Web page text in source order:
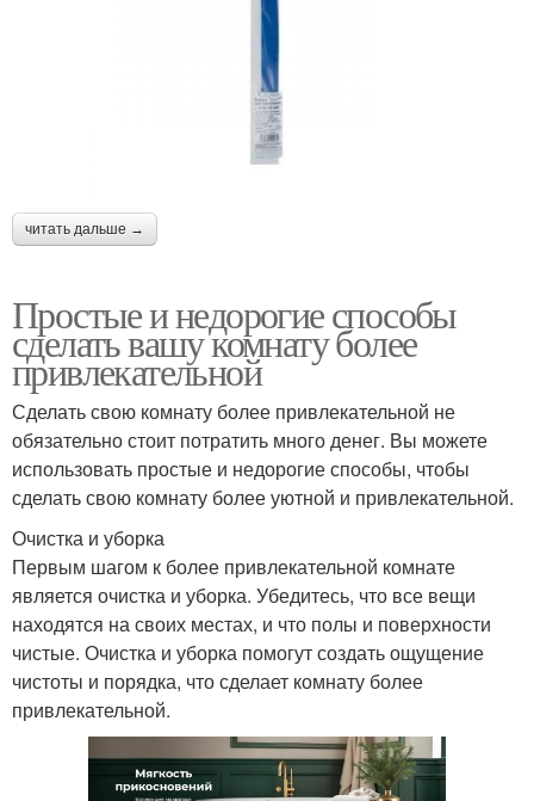
читать дальше →
Простые и недорогие способы
сделать вашу комнату более
привлекательной
Сделать свою комнату более привлекательной не
обязательно стоит потратить много денег. Вы можете
использовать простые и недорогие способы, чтобы
сделать свою комнату более уютной и привлекательной.
Очистка и уборка
Первым шагом к более привлекательной комнате
является очистка и уборка. Убедитесь, что все вещи
находятся на своих местах, и что полы и поверхности
чистые. Очистка и уборка помогут создать ощущение
чистоты и порядка, что сделает комнату более
привлекательной.